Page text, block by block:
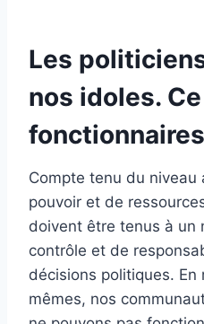
Les
nos idoles.
Compte tenu du
pouvoir et de
doivent être tenus à un
contrôle et de
décisions politiques.
mêmes, nos